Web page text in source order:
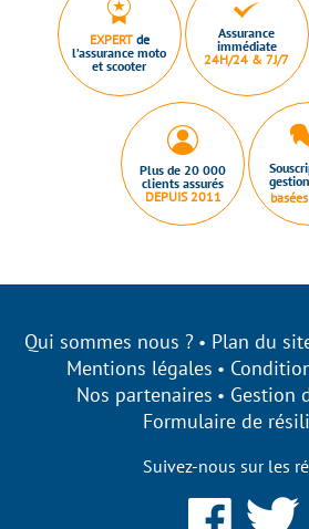
EXPERTde
l’assurance moto
et scooter
Assurance
immédiate
24H/24 & 7J/7
Plus de 20 000
clients assurés
DEPUIS 2011
Qui sommes nous ? Plan du
Mentions légales
Nos partenaires
Gestion
Formulaire de
Suivez-nous sur les